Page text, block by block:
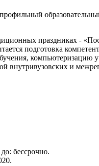
праздниках -
подготовка
компьютеризацию
и
бессрочно.